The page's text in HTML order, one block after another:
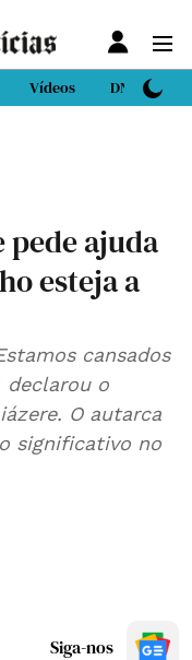
Vídeos DN Sport
pede ajuda
esteja a
cansados
declarou o
O autarca
significativo no
Siga-nos